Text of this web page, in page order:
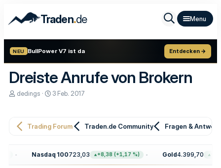
Traden.de
NEU BullPower V7 ist da Entdecken →
Dreiste Anrufe von Brokern
E
e
r
dedings
E
e
a
m
3 Feb. 2017
Trading Forum Traden.de Community Fragen &
Nasdaq 100723,03 +8,38 (+1,17 %) 4.399,70 +100,10